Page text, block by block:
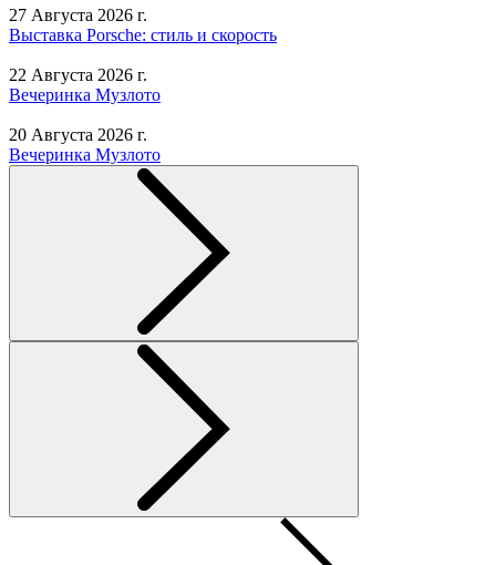
27 Августа 2026 г.
Выставка Porsche: стиль и скорость
22 Августа 2026 г.
Вечеринка Музлото
20 Августа 2026 г.
Вечеринка Музлото